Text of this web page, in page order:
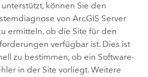
können Sie den
von ArcGIS Server
ermitteln, ob die Site für den
verfügbar ist. Dies ist
zu bestimmen, ob ein Software-
in der Site vorliegt. Weitere